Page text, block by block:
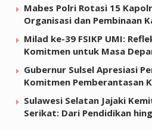
Mabes Polri Rotasi 15
Organisasi dan Pembinaan
Milad ke-39 FSIKP UMI:
Komitmen untuk Masa
Gubernur Sulsel Apresiasi
Komitmen Pemberantasan
Sulawesi Selatan Jajaki
Serikat: Dari Pendidikan